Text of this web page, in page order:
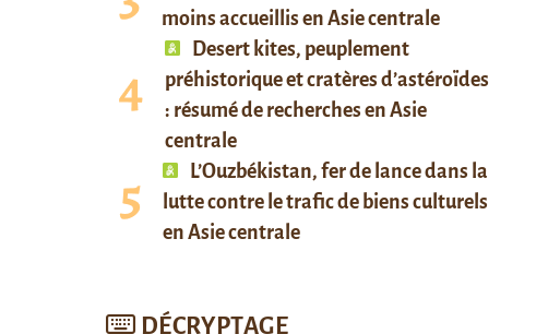
moins accueillis en Asie centrale
Desert kites, peuplement
préhistorique et cratères d’astéroïdes
: résumé de recherches en Asie
centrale
L’Ouzbékistan, fer de lance dans la
lutte contre le trafic de biens culturels
en Asie centrale
DÉCRYPTAGE